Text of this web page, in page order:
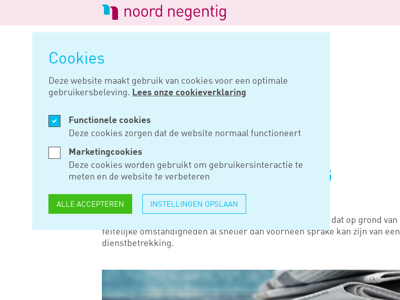
Cookies
Deze website maakt gebruik van cookies voor een optimale
gebruikersbeleving. Lees onze cookieverklaring
Functionele cookies
Deze cookies zorgen dat de website normaal functioneert
Marketingcookies
Deze cookies worden gebruikt om gebruikersinteractie te
meten en de website te verbeteren
ALLE ACCEPTEREN INSTELLINGEN OPSLAAN
Logo
van
Noord
Negentig
FEB 27, 2024
CORRECTOR WAS
FEITELIJK IN
DIENSTBETREKKING
Sinds het Deliveroo-arrest moeten bedrijven erop letten dat op grond van
feitelijke omstandigheden al sneller dan voorheen sprake kan zijn van een
dienstbetrekking.